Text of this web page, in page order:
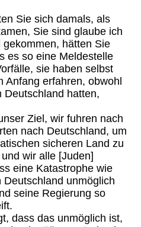
Sie sich damals, als
Sie sind glaube ich
hätten Sie
es so eine Meldestelle
sie haben selbst
Anfang erfahren, obwohl
Deutschland hatten,
Ziel, wir fuhren nach
nach Deutschland, um
sicheren Land zu
wir alle [Juden]
eine Katastrophe wie
unmöglich
seine Regierung so
dass das unmöglich ist,